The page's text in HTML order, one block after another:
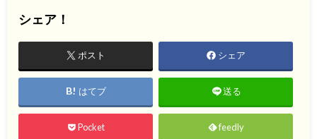
シェア！
ポスト シェア
はてブ 送る
Pocket feedly